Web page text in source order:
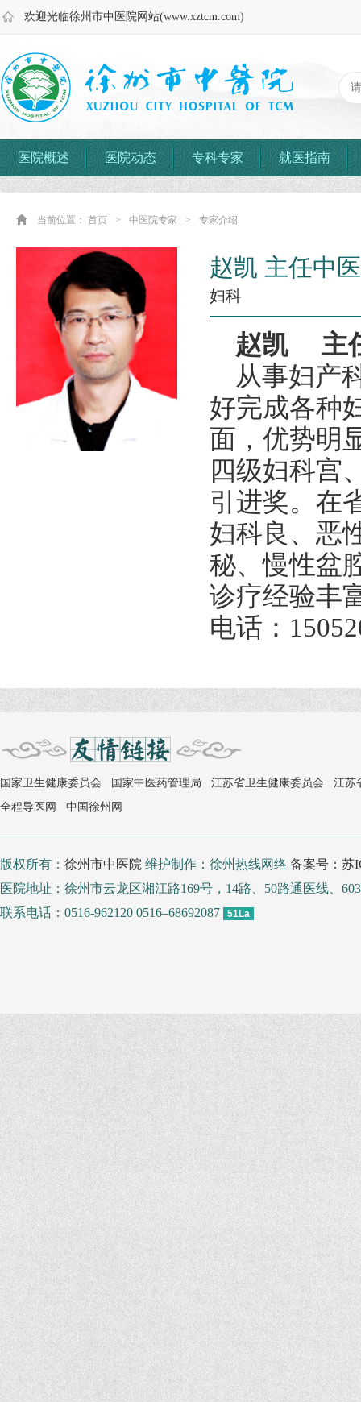
欢迎光临徐州市中医院网站(www.xztcm.com)
医院概述 医院动态 专科专家 就医指南
当前位置： 首页 > 中医院专家 > 专家介绍
赵凯 主任中
妇科
赵凯 主
从事妇产
好完成各种
面，优势明
四级妇科宫
引进奖。在
妇科良、恶
秘、慢性盆
诊疗经验丰
电话：
国家卫生健康委员会 国家中医药管理局 江苏省卫生健康委员会
江苏
全程导医网
中国徐州网
版权所有： 徐州市中医院 维护制作：徐州热线网络 备案号：苏
医院地址：徐州市云龙区湘江路169号，14路、50路通医线、
联系电话：0516-962120 0516–68692087
51La